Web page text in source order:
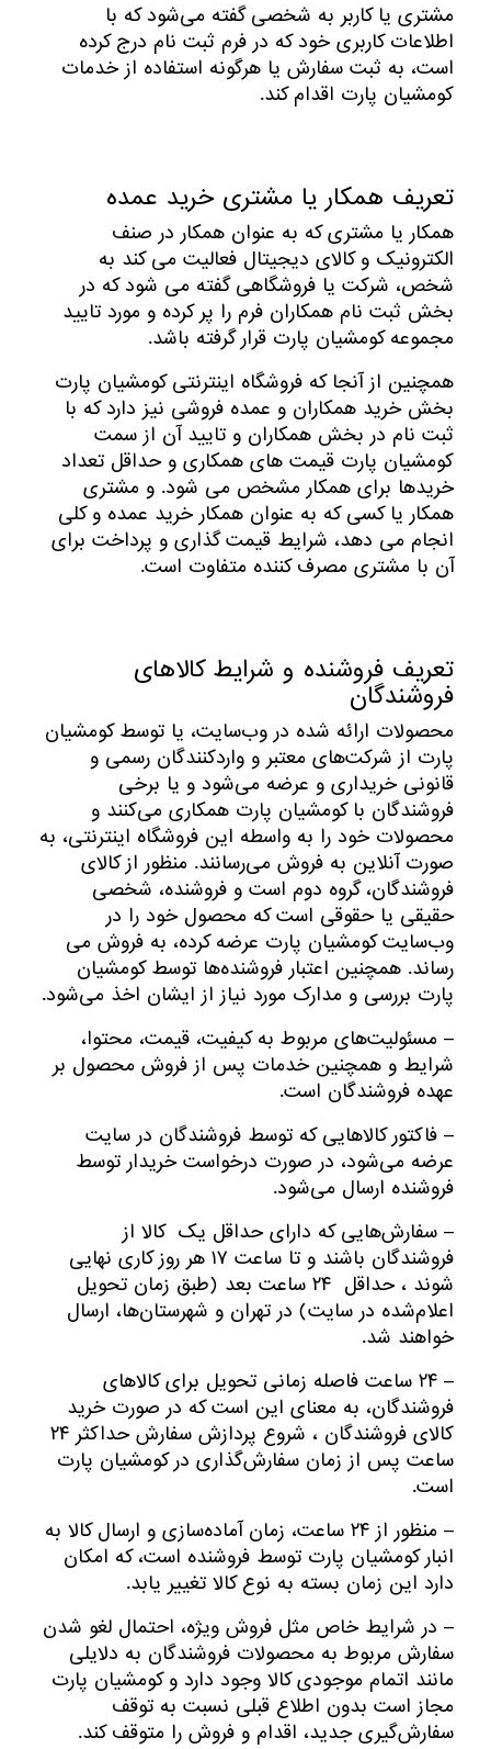
مشتری یا کاربر به شخصی گفته می‌شود که با
اطلاعات کاربری خود که در فرم ثبت نام درج کرده
است، به ثبت سفارش یا هرگونه استفاده از خدمات
کومشیان پارت اقدام کند.
تعریف همکار یا مشتری خرید عمده
همکار یا مشتری که به عنوان همکار در صنف
الکترونیک و کالای دیجیتال فعالیت می کند به
شخص، شرکت یا فروشگاهی گفته می شود که در
بخش ثبت نام همکاران فرم را پر کرده و مورد تایید
مجموعه کومشیان پارت قرار گرفته باشد.
همچنین از آنجا که فروشگاه اینترنتی کومشیان پارت
بخش خرید همکاران و عمده فروشی نیز دارد که با
ثبت نام در بخش همکاران و تایید آن از سمت
کومشیان پارت قیمت های همکاری و حداقل تعداد
خریدها برای همکار مشخص می شود. و مشتری
همکار یا کسی که به عنوان همکار خرید عمده و کلی
انجام می دهد، شرایط قیمت گذاری و پرداخت برای
آن با مشتری مصرف کننده متفاوت است.
تعریف فروشنده و شرایط کالاهای
فروشندگان
محصولات ارائه شده در وب‌سایت، یا توسط کومشیان
پارت از شرکت‌های معتبر و واردکنندگان رسمی و
قانونی خریداری و عرضه می‌شود و یا برخی
فروشندگان با کومشیان پارت همکاری می‌کنند و
محصولات خود را به‌ واسطه این فروشگاه اینترنتی، به
صورت آنلاین به فروش می‌رسانند. منظور از کالای
فروشندگان، گروه دوم است و فروشنده، شخصی
حقیقی یا حقوقی است که محصول خود را در
وب‌سایت کومشیان پارت عرضه کرده، به فروش می
رساند. همچنین اعتبار فروشنده‌ها توسط کومشیان
پارت بررسی و مدارک مورد نیاز از ایشان اخذ می‌شود.
– مسئولیت‌های مربوط به کیفیت، قیمت، محتوا،
شرایط و همچنین خدمات پس از فروش محصول بر
عهده فروشندگان است.
– فاکتور کالاهایی که توسط فروشندگان در سایت
عرضه می‌شود، در صورت درخواست خریدار توسط
فروشنده ارسال می‌شود.
– سفارش‌هایی که دارای حداقل یک کالا از
فروشندگان باشند و تا ساعت ۱۷ هر روز کاری نهایی
شوند ، حداقل ۲۴ ساعت بعد (طبق زمان تحویل
اعلام‌شده در سایت) در تهران و شهرستان‌ها، ارسال
خواهند شد.
– ۲۴ ساعت فاصله زمانی تحویل برای کالاهای
فروشندگان، به معنای این است که در صورت خرید
کالای فروشندگان ، شروع پردازش سفارش حداکثر ۲۴
ساعت پس از زمان سفارش‌گذاری در کومشیان پارت
است.
– منظور از ۲۴ ساعت، زمان آماده‌سازی و ارسال کالا به
انبار کومشیان پارت توسط فروشنده است، که امکان
دارد این زمان بسته به نوع کالا تغییر یابد.
– در شرایط خاص مثل فروش ویژه، احتمال لغو شدن
سفارش مربوط به محصولات فروشندگان به دلایلی
مانند اتمام موجودی کالا وجود دارد و کومشیان پارت
مجاز است بدون اطلاع قبلی نسبت به توقف
سفارش‌‏گیری جدید، اقدام و فروش را متوقف کند.